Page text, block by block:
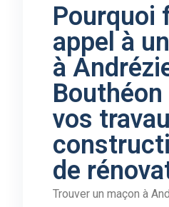
Pourquoi
appel à
à
vos
de
Trouver un maçon à